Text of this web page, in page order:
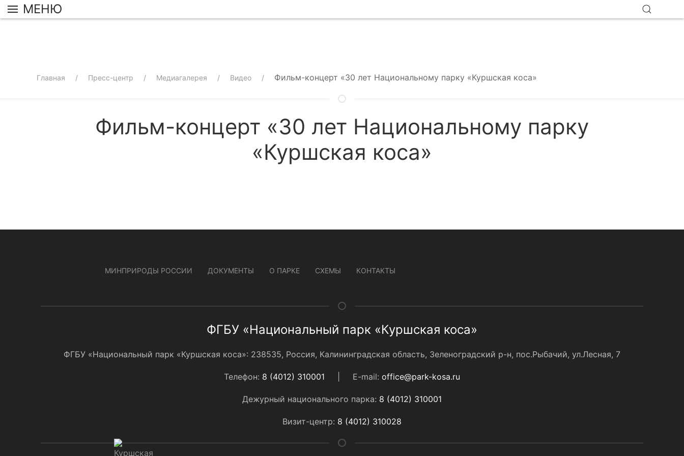
МЕНЮ
Главная Пресс-центр Медиагалерея Видео Фильм-концерт «30 лет Национальному парку «Куршская коса»
Фильм-концерт «30 лет Национальному парку
«Куршская коса»
МИНПРИРОДЫ РОССИИ ДОКУМЕНТЫ О ПАРКЕ СХЕМЫ КОНТАКТЫ
ФГБУ «Национальный парк «Куршская коса»
ФГБУ «Национальный парк «Куршская коса»: 238535, Россия, Калининградская область, Зеленоградский р-н, пос.Рыбачий, ул.Лесная, 7
Телефон: 8 (4012) 310001 E-mail: office@park-kosa.ru
Дежурный национального парка: 8 (4012) 310001
Визит-центр: 8 (4012) 310028